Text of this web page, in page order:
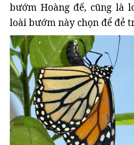
bướm Hoàng đế, cũng là
loài bướm này chọn để đẻ